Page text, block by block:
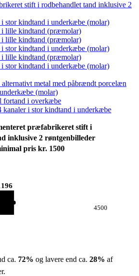
stift i rodbehandlet tand inklusive 2
stor kindtand i underkæbe (molar)
lille kindtand (præmolar)
lille kindtand (præmolar)
stor kindtand i underkæbe (molar)
lille kindtand (præmolar)
stor kindtand i underkæbe (molar)
metal med påbrændt porcelæn
(molar)
fortand i overkæbe
kanaler i stor kindtand i underkæbe
præfabrikeret stift i
inklusive 2 røntgenbilleder
pris kr. 1500
4500
ca. 72% og lavere end ca. 28% af